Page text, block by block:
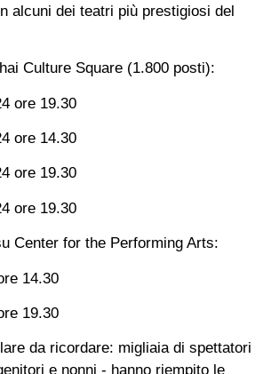
alcuni dei teatri più prestigiosi del
Culture Square (1.800 posti):
ore 19.30
ore 14.30
ore 19.30
ore 19.30
Center for the Performing Arts:
14.30
19.30
da ricordare: migliaia di spettatori
e nonni - hanno riempito le